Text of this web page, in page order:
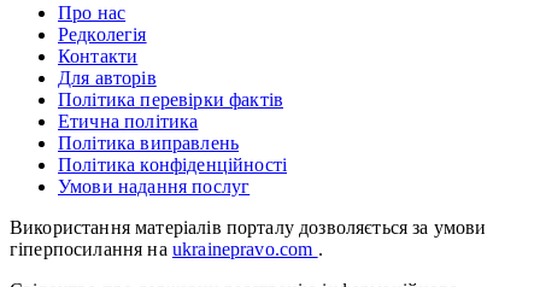
Про нас
Редколегія
Контакти
Для авторів
Політика перевірки фактів
Етична політика
Політика виправлень
Політика конфіденційності
Умови надання послуг
Використання матеріалів порталу дозволяється за умови
гіперпосилання на ukrainepravo.com .